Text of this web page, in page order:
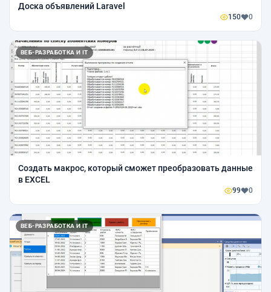
Доска объявлений Laravel
150 0
ВЕБ-РАЗРАБОТКА И IT
Создать макрос, который сможет преобразовать данные
в EXCEL
99 0
ВЕБ-РАЗРАБОТКА И IT